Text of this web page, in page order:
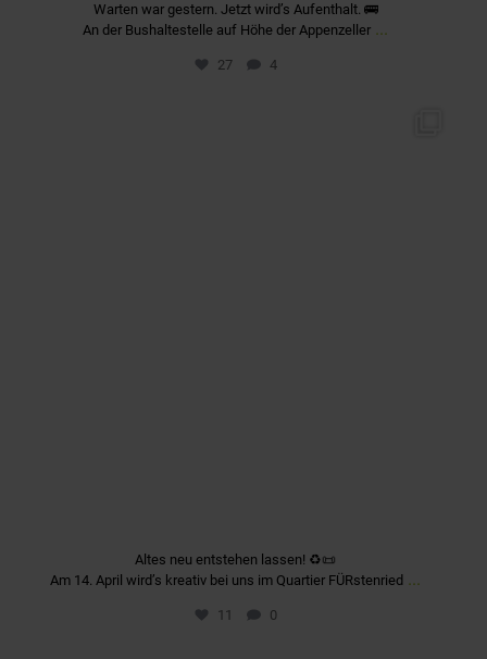
Warten war gestern. Jetzt wird’s Aufenthalt. 🚌
An der Bushaltestelle auf Höhe der Appenzeller ...
27 4
Altes neu entstehen lassen! ♻️📜
Am 14. April wird’s kreativ bei uns im Quartier FÜRstenried ...
11 0